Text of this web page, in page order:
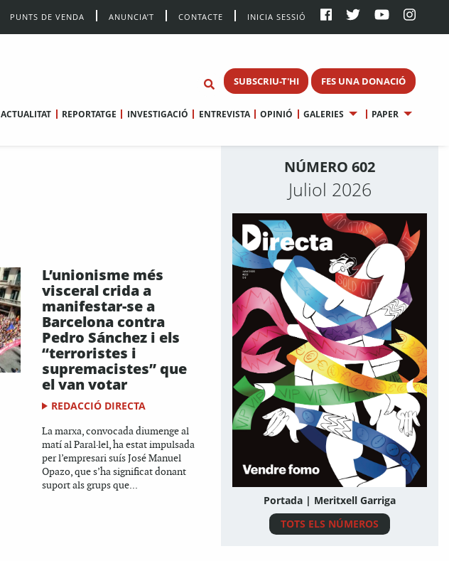
PUNTS DE VENDA ANUNCIA’T CONTACTE INICIA SESSIÓ
SUBSCRIU-T'HI FES UNA DONACIÓ
ACTUALITAT REPORTATGE INVESTIGACIÓ ENTREVISTA OPINIÓ GALERIES PAPER
L’unionisme més
visceral crida a
manifestar-se a
Barcelona contra
Pedro Sánchez i els
“terroristes i
supremacistes” que
el van votar
REDACCIÓ DIRECTA
La marxa, convocada diumenge al
matí al Paral·lel, ha estat impulsada
per l’empresari suís José Manuel
Opazo, que s’ha significat donant
suport als grups que...
NÚMERO 602
Juliol 2026
Portada | Meritxell Garriga
TOTS ELS NÚMEROS